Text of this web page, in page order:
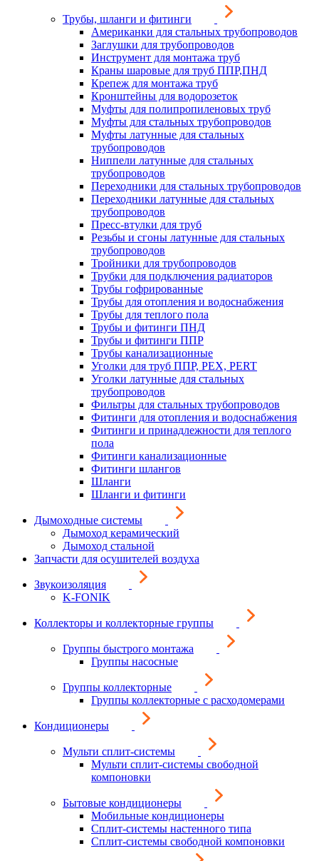
Трубы, шланги и фитинги
Американки для стальных трубопроводов
Заглушки для трубопроводов
Инструмент для монтажа труб
Краны шаровые для труб ППР,ПНД
Крепеж для монтажа труб
Кронштейны для водорозеток
Муфты для полипропиленовых труб
Муфты для стальных трубопроводов
Муфты латунные для стальных
трубопроводов
Ниппели латунные для стальных
трубопроводов
Переходники для стальных трубопроводов
Переходники латунные для стальных
трубопроводов
Пресс-втулки для труб
Резьбы и сгоны латунные для стальных
трубопроводов
Тройники для трубопроводов
Трубки для подключения радиаторов
Трубы гофрированные
Трубы для отопления и водоснабжения
Трубы для теплого пола
Трубы и фитинги ПНД
Трубы и фитинги ППР
Трубы канализационные
Уголки для труб ППР, PEX, PERT
Уголки латунные для стальных
трубопроводов
Фильтры для стальных трубопроводов
Фитинги для отопления и водоснабжения
Фитинги и принадлежности для теплого
пола
Фитинги канализационные
Фитинги шлангов
Шланги
Шланги и фитинги
Дымоходные системы
Дымоход керамический
Дымоход стальной
Запчасти для осушителей воздуха
Звукоизоляция
K-FONIK
Коллекторы и коллекторные группы
Группы быстрого монтажа
Группы насосные
Группы коллекторные
Группы коллекторные с расходомерами
Кондиционеры
Мульти сплит-системы
Мульти сплит-системы свободной
компоновки
Бытовые кондиционеры
Мобильные кондиционеры
Сплит-системы настенного типа
Сплит-системы свободной компоновки